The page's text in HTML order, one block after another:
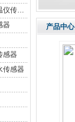
在线红外测温仪/红外测温仪传感器
器
感器
传感器
产品中心